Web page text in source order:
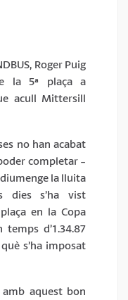
Roger Puig
la 5ª plaça a
acull Mittersill
no han acabat
completar -
la lluita
dies s’ha vist
en la Copa
temps d’1.34.87
s’ha imposat
amb aquest bon